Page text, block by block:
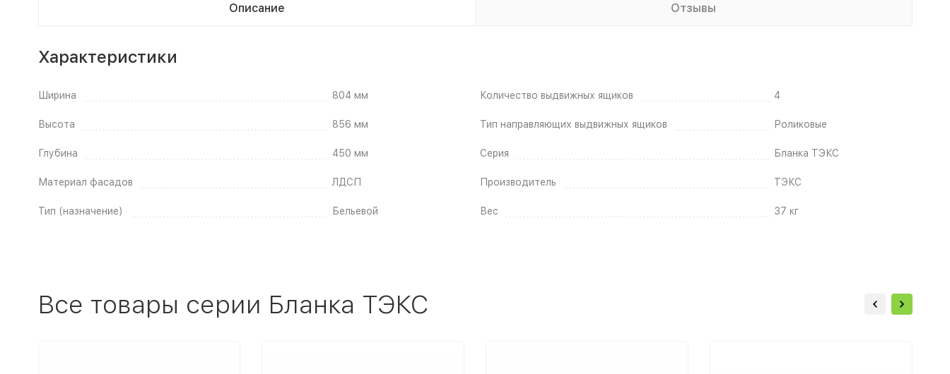
Описание Отзывы
Характеристики
Ширина 804 мм
Высота 856 мм
Глубина 450 мм
Материал фасадов ЛДСП
Тип (назначение) Бельевой
Количество выдвижных ящиков 4
Тип направляющих выдвижных ящиков Роликовые
Серия Бланка ТЭКС
Производитель ТЭКС
Вес 37 кг
Все товары серии Бланка ТЭКС